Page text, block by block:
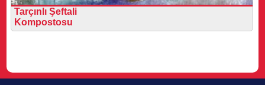
Tarçınlı Şeftali
Kompostosu